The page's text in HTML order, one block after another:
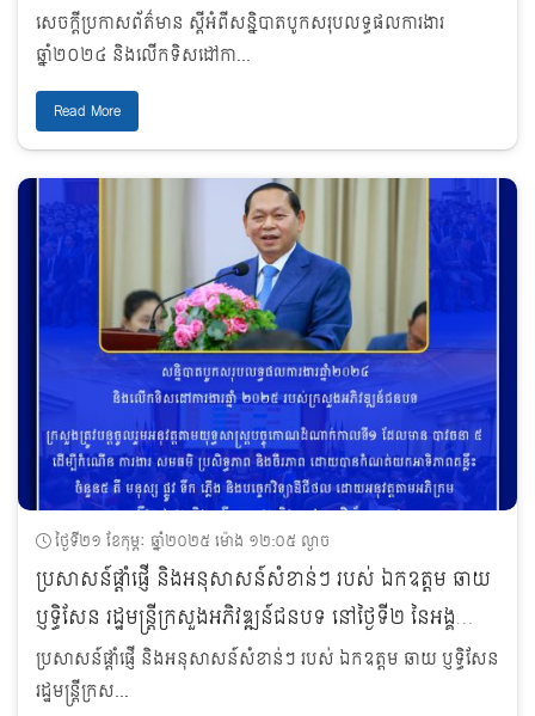
អភិវឌ្ឍន៍ជនបទ
សេចក្តីប្រកាសព័ត៌មាន​ ស្តីអំពីសន្និបាតបូកសរុបលទ្ធផលការងារ
ឆ្នាំ២០២៤ និងលើកទិសដៅកា...
Read More
ថ្ងៃទី២១ ខែកុម្ភៈ ឆ្នាំ២០២៥ ម៉ោង ១២:០៥ ល្ងាច
ប្រសាសន៍ផ្ដាំផ្ញើ និងអនុសាសន៍សំខាន់ៗ របស់ ឯកឧត្ដម ឆាយ
ប្ញទ្ធិសែន រដ្ឋមន្រ្ដីក្រសួងអភិវឌ្ឍន៍ជនបទ នៅថ្ងៃទី២ នៃអង្គ
សន្និបាតបូកសរុបលទ្ធផលការងារឆ្នាំ២០២៤ និងលើកទិសដៅ
ការងារឆ្នាំ២០២៥ របស់ក្រសួងអភិវឌ្ឍន៍ជនបទ
ប្រសាសន៍ផ្ដាំផ្ញើ និងអនុសាសន៍សំខាន់ៗ របស់ ឯកឧត្ដម ឆាយ ប្ញទ្ធិសែន
រដ្ឋមន្រ្ដីក្រស...